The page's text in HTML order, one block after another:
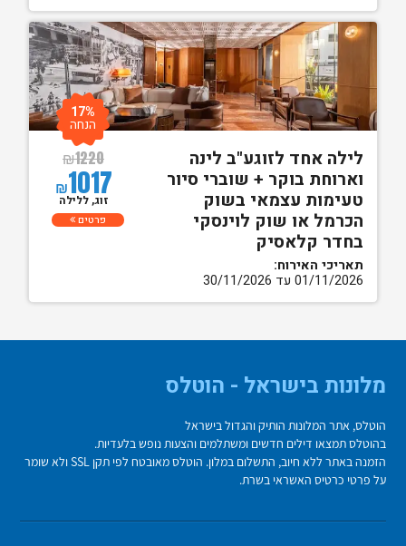
לילה אחד לזוגע"ב לינה
וארוחת בוקר + שוברי סיור
טעימות עצמאי בשוק
הכרמל או שוק לוינסקי
בחדר קלאסיק
תאריכי האירוח:
01/11/2026 עד 30/11/2026
₪1220
₪1017
17%
הנחה
זוג, ללילה
פרטים
מלונות בישראל - הוטלס
הוטלס, אתר המלונות הותיק והגדול בישראל
בהוטלס תמצאו דילים חדשים ומשתלמים והצעות נופש בלעדיות.
הזמנה באתר ללא חיוב, התשלום במלון. הוטלס מאובטח לפי תקן SSL ולא שומר
על פרטי כרטיס האשראי בשרת.